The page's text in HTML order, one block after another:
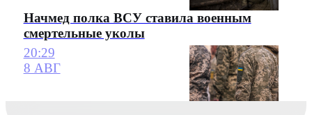
Начмед полка ВСУ ставила военным
смертельные уколы
20:29
8 АВГ